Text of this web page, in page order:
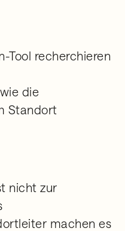
Tool recherchieren
die
Standort
nicht zur
machen es